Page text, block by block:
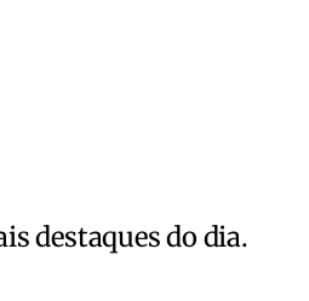
destaques do dia.